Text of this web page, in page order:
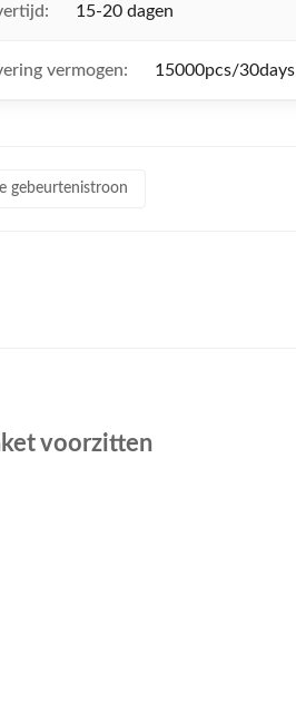
15-20 dagen
vermogen: 15000pcs/30days
gebeurtenistroon
voorzitten